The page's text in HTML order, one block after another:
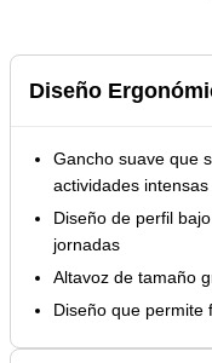
Diseño
Gancho suave que
actividades intensas
Diseño de perfil
jornadas
Altavoz de tamaño
Diseño que permite